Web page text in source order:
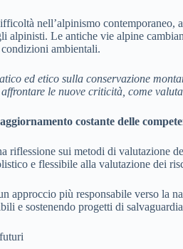
nell’alpinismo
alpinisti. Le antiche vie alpine
ambientali.
ed etico sulla conservazione
le nuove criticità, come
aggiornamento costante delle
riflessione sui metodi di valutazione
e flessibile alla valutazione dei
approccio più responsabile verso la
e sostenendo progetti di